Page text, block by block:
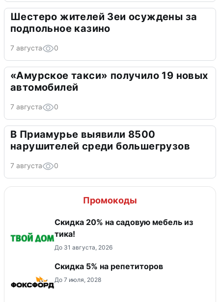
Шестеро жителей Зеи осуждены за
подпольное казино
7 августа 0
«Амурское такси» получило 19 новых
автомобилей
7 августа 0
В Приамурье выявили 8500
нарушителей среди большегрузов
7 августа 0
Промокоды
Скидка 20% на садовую мебель из
тика!
До 31 августа, 2026
Скидка 5% на репетиторов
До 7 июля, 2028